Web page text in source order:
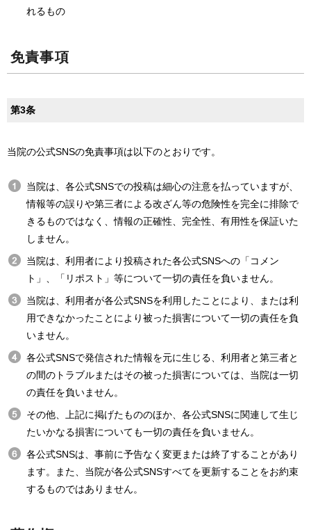
れるもの
免責事項
第3条
当院の公式SNSの免責事項は以下のとおりです。
当院は、各公式SNSでの投稿は細心の注意を払っていますが、
情報等の誤りや第三者による改ざん等の危険性を完全に排除で
きるものではなく、情報の正確性、完全性、有用性を保証いた
しません。
当院は、利用者により投稿された各公式SNSへの「コメン
ト」、「リポスト」等について一切の責任を負いません。
当院は、利用者が各公式SNSを利用したことにより、または利
用できなかったことにより被った損害について一切の責任を負
いません。
各公式SNSで発信された情報を元に生じる、利用者と第三者と
の間のトラブルまたはその被った損害については、当院は一切
の責任を負いません。
その他、上記に掲げたもののほか、各公式SNSに関連して生じ
たいかなる損害についても一切の責任を負いません。
各公式SNSは、事前に予告なく変更または終了することがあり
ます。また、当院が各公式SNSすべてを更新することをお約束
するものではありません。